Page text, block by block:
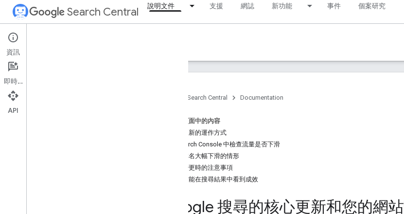
Search Central 說明文件 支援 網誌 新功能 事件 個案研究
Documentation
簡介
SEO 基礎知識
Search Central Documentation
這個頁面中的內容
核心更新的運作方式
在 Search Console 中檢查流量是否下滑
評估排名大幅下滑的情形
進行變更時的注意事項
多久才能在搜尋結果中看到成效
Google 搜尋的核心更新和您的網站
資訊
即時通訊
API